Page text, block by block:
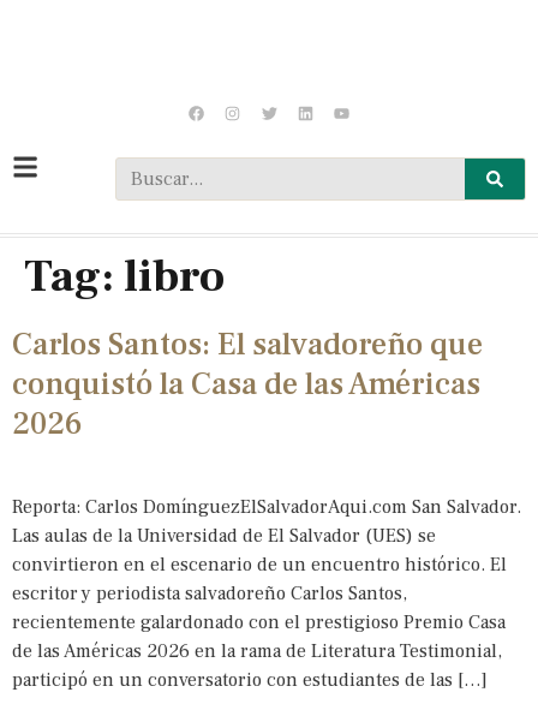
Tag: libro
Carlos Santos: El salvadoreño que
conquistó la Casa de las Américas
2026
Reporta: Carlos DomínguezElSalvadorAqui.com San Salvador.
Las aulas de la Universidad de El Salvador (UES) se
convirtieron en el escenario de un encuentro histórico. El
escritor y periodista salvadoreño Carlos Santos,
recientemente galardonado con el prestigioso Premio Casa
de las Américas 2026 en la rama de Literatura Testimonial,
participó en un conversatorio con estudiantes de las […]